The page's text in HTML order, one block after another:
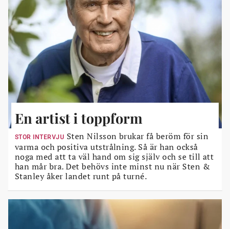
En artist i toppform
STOR INTERVJU Sten Nilsson brukar få beröm för sin
varma och positiva utstrålning. Så är han också
noga med att ta väl hand om sig själv och se till att
han mår bra. Det behövs inte minst nu när Sten &
Stanley åker landet runt på turné.